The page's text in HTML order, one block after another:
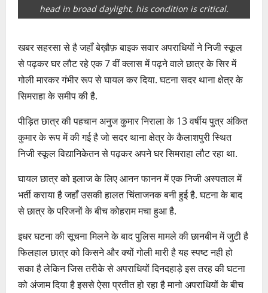
head in broad daylight, his condition is critical.
खबर सहरसा से है जहाँ बेख़ौफ़ बाइक सवार अपराधियों ने निजी स्कूल
से पढ़कर घर लौट रहे एक 7 वीं क्लास में पढ़ने वाले छात्र के सिर में
गोली मारकर गंभीर रूप से घायल कर दिया. घटना सदर थाना क्षेत्र के
सिमराहा के समीप की है.
पीड़ित छात्र की पहचान अनुज कुमार निराला के 13 वर्षीय पुत्र अंकित
कुमार के रूप में की गई है जो सदर थाना क्षेत्र के कैलाशपुरी स्थित
निजी स्कूल विद्यानिकेतन से पढ़कर अपने घर सिमराहा लौट रहा था.
घायल छात्र को इलाज के लिए आनन फानन में एक निजी अस्पताल में
भर्ती कराया है जहाँ उसकी हालत चिंताजनक बनी हुई है. घटना के बाद
से छात्र के परिजनों के बीच कोहराम मचा हुआ है.
इधर घटना की सूचना मिलने के बाद पुलिस मामले की छानबीन में जुटी है
फिलहाल छात्र को किसने और क्यों गोली मारी है यह स्पष्ट नही हो
सका है लेकिन जिस तरीके से अपराधियों दिनदहाड़े इस तरह की घटना
को अंजाम दिया है इससे ऐसा प्रतीत हो रहा है मानो अपराधियों के बीच